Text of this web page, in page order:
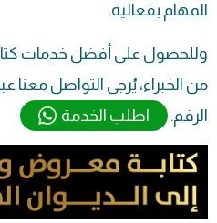
المهام بفعالية.
وللحصول على أفضل خدمات
من الخبراء، يُرجى التواصل
الرقم:
اطلب الخدمة